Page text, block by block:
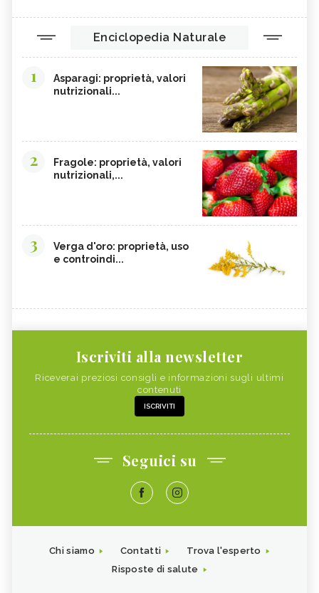
Enciclopedia Naturale
1
Asparagi: proprietà, valori
nutrizionali...
2
Fragole: proprietà, valori
nutrizionali,...
3
Verga d'oro: proprietà, uso
e controindi...
Iscriviti alla newsletter
Riceverai preziosi consigli e informazioni sugli ultimi
contenuti
ISCRIVITI
Seguici su
Chi siamo Contatti
Trova l'esperto
Risposte di salute